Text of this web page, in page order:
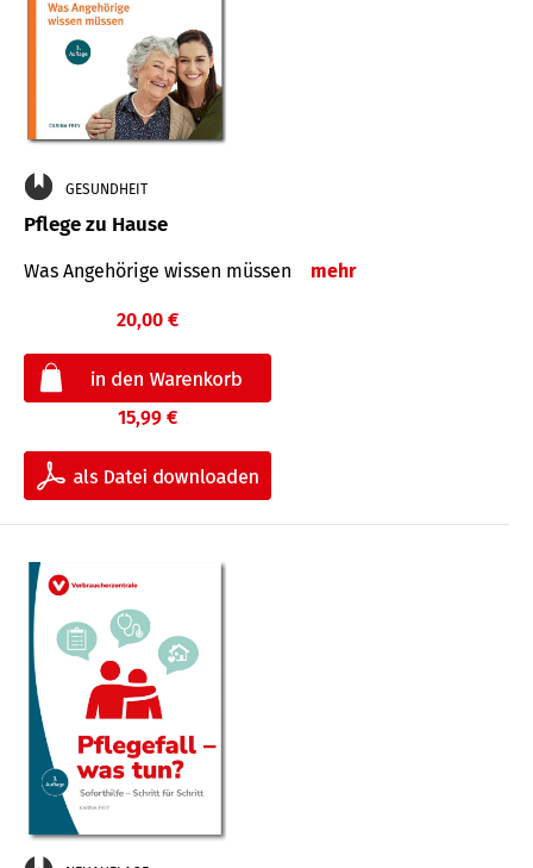
GESUNDHEIT
Pflege zu Hause
Was Angehörige wissen müssen mehr
20,00 €
15,99 €